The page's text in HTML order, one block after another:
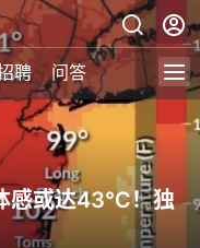
聘 问答
感或达43℃！独